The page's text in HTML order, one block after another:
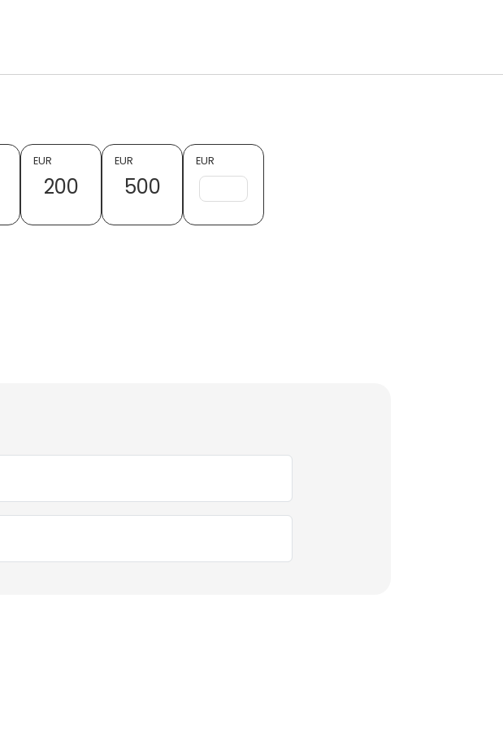
EUR
200
EUR
500
EUR